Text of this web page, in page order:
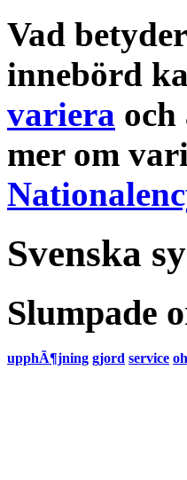
Vad
innebörd
variera
mer om
Svenska
Slumpade
upphÃ¶jning gjord service